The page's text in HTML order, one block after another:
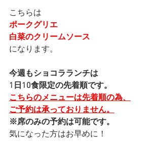
こちらは
ポークグリエ
白菜のクリームソース
になります。
今週もショコラランチは
1日10食限定の先着順です。
こちらのメニューは先着順の為、
ご予約は承っておりません。
※席のみの予約は可能です。
気になった方はお早めに！